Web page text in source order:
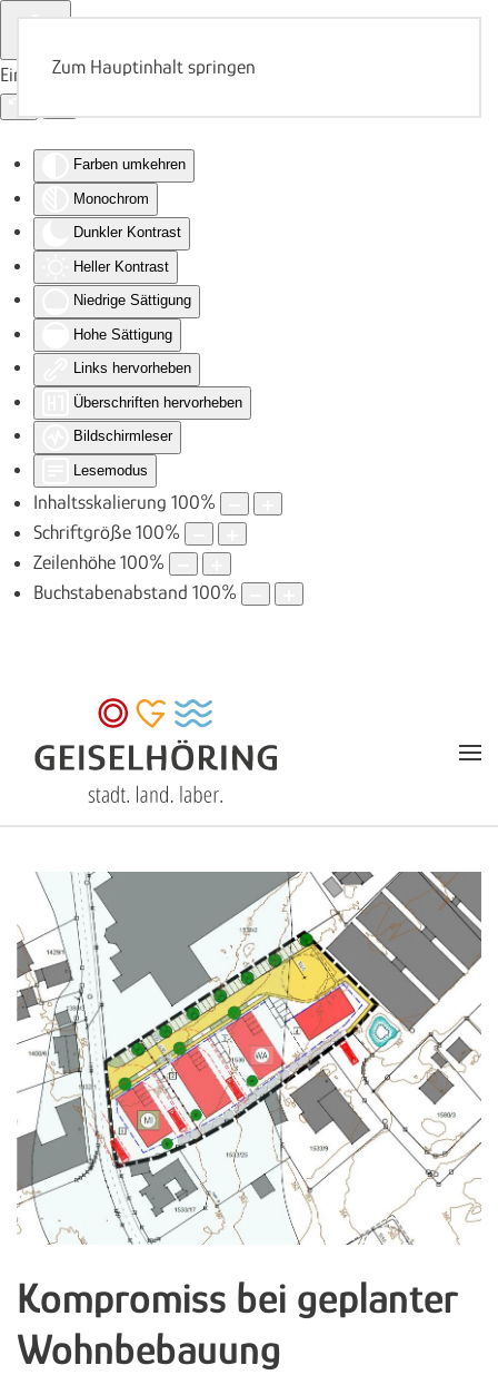
Eingabehilfen öffnen
Farben umkehren
Monochrom
Dunkler Kontrast
Heller Kontrast
Niedrige Sättigung
Hohe Sättigung
Links hervorheben
Überschriften hervorheben
Bildschirmleser
Lesemodus
Inhaltsskalierung 100%
Schriftgröße 100%
Zeilenhöhe 100%
Buchstabenabstand 100%
Zum Hauptinhalt springen
Kompromiss bei geplanter
Wohnbebauung